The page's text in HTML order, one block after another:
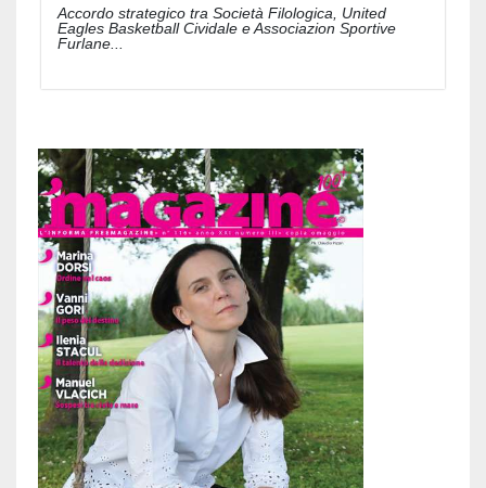
Accordo strategico tra Società Filologica, United
Eagles Basketball Cividale e Associazion Sportive
Furlane...